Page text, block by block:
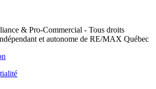
& Pro-Commercial - Tous droits
et autonome de RE/MAX Québec